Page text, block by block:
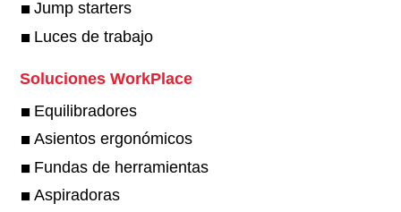
Jump starters
Luces de trabajo
Soluciones WorkPlace
Equilibradores
Asientos ergonómicos
Fundas de herramientas
Aspiradoras